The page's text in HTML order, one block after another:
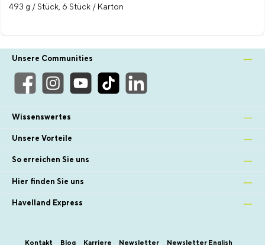
493 g / Stück, 6 Stück / Karton
Unsere Communities
Wissenswertes
Unsere Vorteile
So erreichen Sie uns
Hier finden Sie uns
Havelland Express
Kontakt Blog Karriere Newsletter Newsletter English